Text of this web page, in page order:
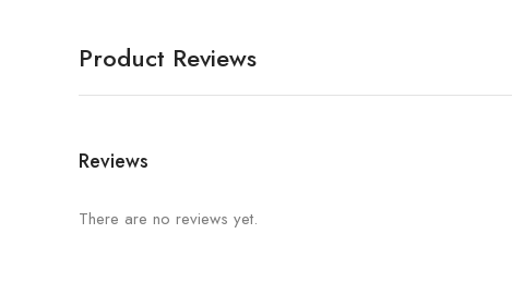
Product Reviews
Reviews
There are no reviews yet.